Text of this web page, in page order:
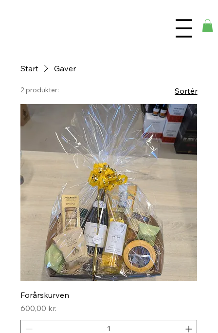
Start Gaver
2 produkter: Sortér
Forårskurven
Pris
600,00 kr.